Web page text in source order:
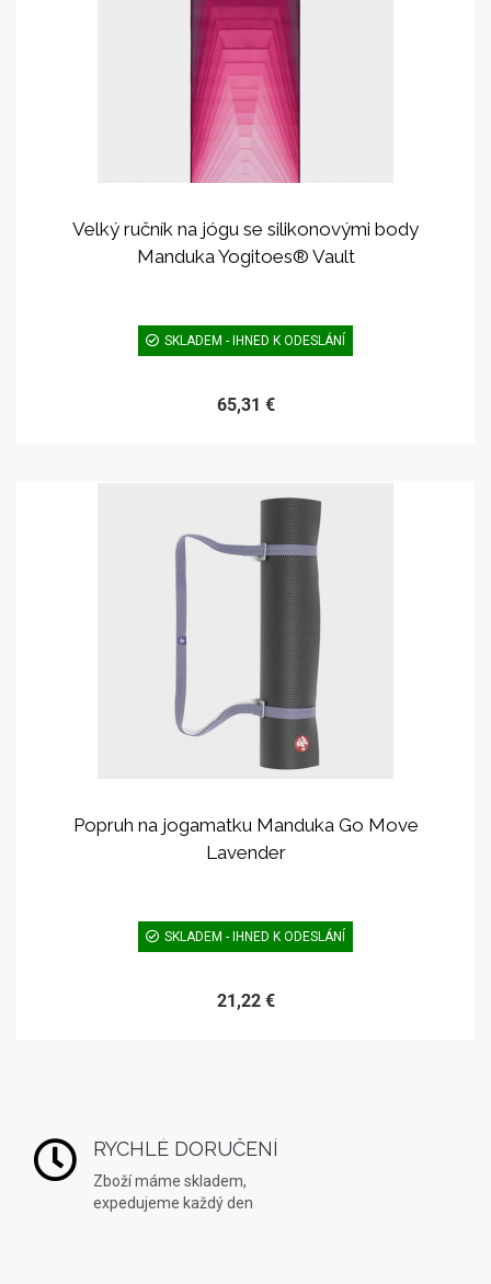
Velký ručník na jógu se silikonovými body
Manduka Yogitoes® Vault
SKLADEM - IHNED K ODESLÁNÍ
65,31 €
Popruh na jogamatku Manduka Go Move
Lavender
SKLADEM - IHNED K ODESLÁNÍ
21,22 €
RYCHLÉ DORUČENÍ
Zboží máme skladem,
expedujeme každý den